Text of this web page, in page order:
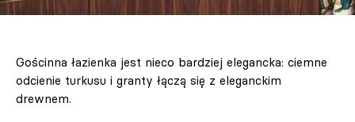
Gościnna łazienka jest nieco bardziej elegancka: ciemne
odcienie turkusu i granty łączą się z eleganckim
drewnem.